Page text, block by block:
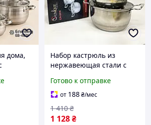
дома,
Набор кастрюль из
нержавеющая стали с
5074, набор посуды для
электрических плит
buzyna
Готово к отправке
от 188₴/мес
1 128₴
1 410 ₴